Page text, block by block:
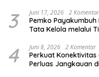
3 Juni 17, 2026 2 Komentar
Pemko
Tata Kelola melalui
4 Juni 8, 2026 2 Komentar
Perkuat Konektivitas
Perluas Jangkauan